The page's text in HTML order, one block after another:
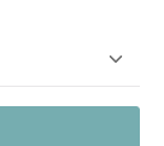
Wert ein